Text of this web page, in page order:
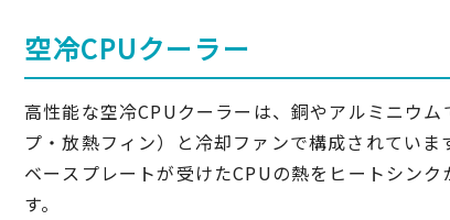
空冷CPUクーラー
高性能な空冷CPUクーラーは、銅やアルミニウ
プ・放熱フィン）と冷却ファンで構成されていま
ベースプレートが受けたCPUの熱をヒートシン
す。